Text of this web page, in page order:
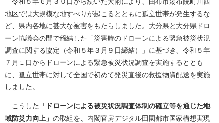
令和５年６月３０日から続いた大雨により、由布市湯布院町川西
地区では大規模な地すべりが起こるとともに孤立世帯が発生するな
ど、県内各地に甚大な被害をもたらしました。大分県と大分県ドロ
ーン協議会の間で締結した「災害時のドローンによる緊急被災状況
調査に関する協定（令和５年３月９日締結）」に基づき、令和５年
７月１日からドローンによる緊急被災状況調査を実施するととも
に、孤立世帯に対して全国で初めて発災直後の救援物資配送を実施
しました。
こうした
「ドローンによる被災状況調査体制の確立等を通じた地
域防災力向上」 の取組を、 内閣官房デジタル田園都市国家構想実現